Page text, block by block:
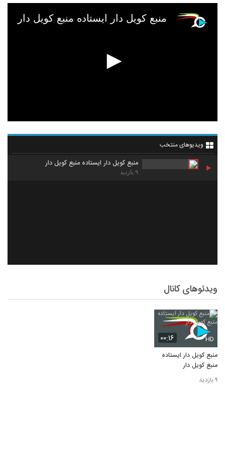
منبع کویل دار ایستاده منبع کویل دار
ویدیوهای منتخب
منبع کویل دار ایستاده منبع کویل دار
۹ بازدید
ویدئوهای کانال
۰۰:۱۶ HD
منبع کویل دار ایستاده
منبع کویل دار
۹ بازدید